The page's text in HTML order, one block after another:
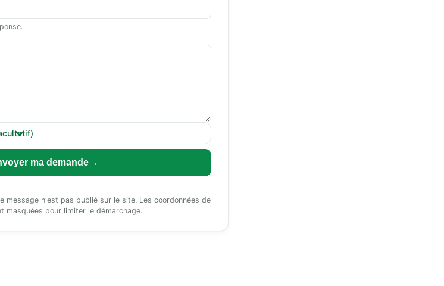
ma demande
message n'est pas publié sur le site. Les coordonnées de
masquées pour limiter le démarchage.